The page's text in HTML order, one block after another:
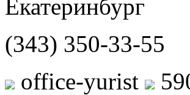
Екатеринбург
(343) 350-33-55
office-yurist